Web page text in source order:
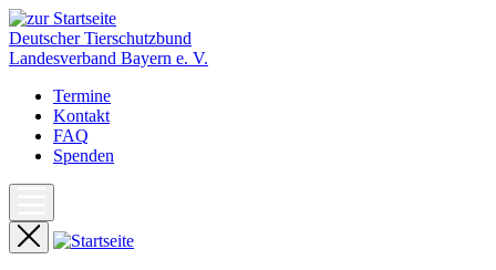
Deutscher Tierschutzbund
Landesverband Bayern e. V.
Termine
Kontakt
FAQ
Spenden